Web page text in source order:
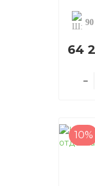
64
–
10%